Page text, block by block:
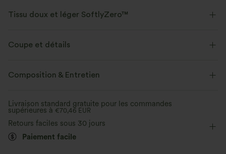
Tissu doux et léger SoftlyZero™
plus proche que vous aurez de ne rien porter.
Coupe et détails
Taille croisée Poches latérales
Haute élasticité Élasticité quatre directions
Composition & Entretien
Livraison standard gratuite pour les commandes
supérieures à €70,46 EUR
Retours faciles sous 30 jours
Paiement facile